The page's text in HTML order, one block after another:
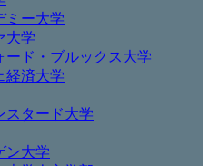
ミー大学
大学
ード・ブルックス大学
経済大学
スタード大学
ン大学